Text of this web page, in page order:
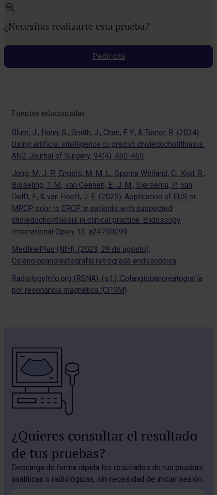
¿Necesitas realizarte esta prueba?
Pedir cita
Fuentes relacionadas
Blum, J., Hunn, S., Smith, J., Chan, F. Y., & Turner, R. (2024).
Using artificial intelligence to predict choledocholithiasis.
ANZ Journal of Surgery, 94(4), 460-465
Jong, M. J. P., Engels, M. M. L., Sperna Weiland, C., Krol, R.,
Bisseling, T. M., van Geenen, E.-J. M., Siersema, P., van
Delft, F., & van Hooft, J. E. (2025). Application of EUS or
MRCP prior to ERCP in patients with suspected
choledocholithiasis in clinical practice. Endoscopy
International Open, 13, a24750099
MedlinePlus (NIH). (2023, 29 de agosto).
Colangiopancreatografía retrógrada endoscópica
RadiologyInfo.org (RSNA). (s.f.). Colangiopancreatografía
por resonancia magnética (CPRM)
¿Quieres consultar el resultado
de tus pruebas?
Descarga de forma rápida los resultados de tus pruebas
analíticas o radiológicas, sin necesidad de iniciar sesión.